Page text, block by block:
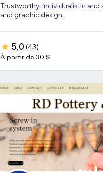
Trustworthy, individualistic and
and graphic design.
5,0 (43)
À partir de 30 $